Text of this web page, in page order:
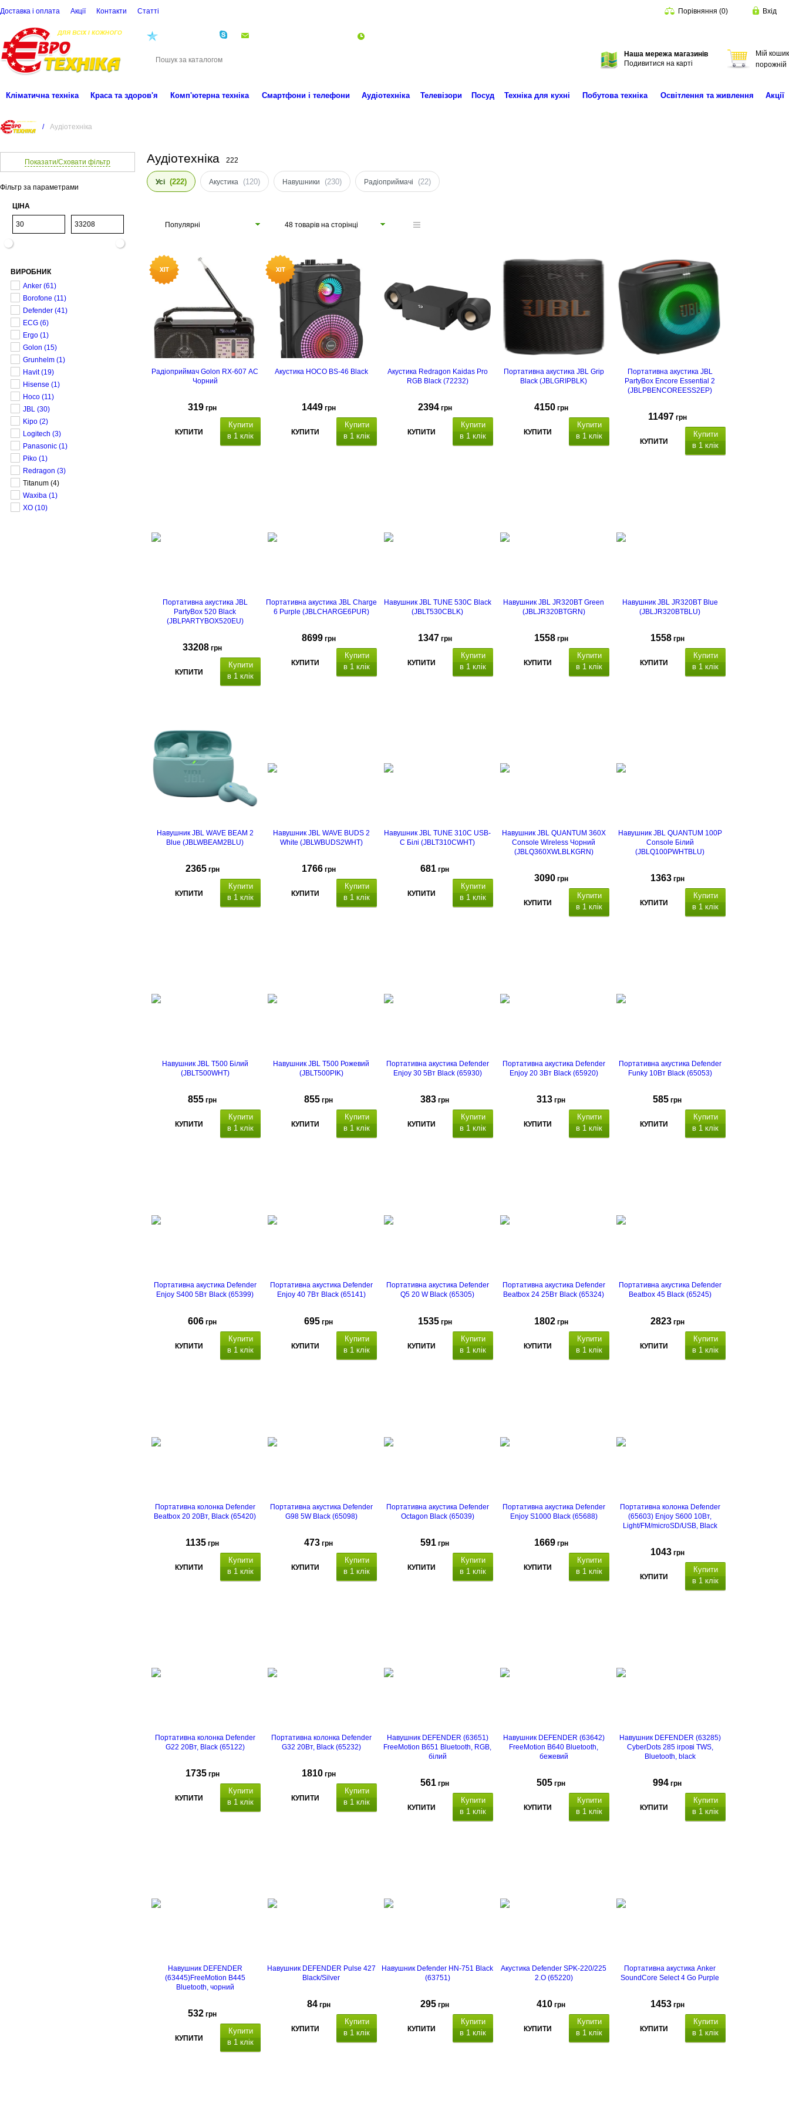
Доставка і оплата Акції Контакти Статті Порівняння (0) Вхід
Наша мережа магазинів
Подивитися на карті
Мій кошик
порожній
Кліматична техніка Краса та здоров'я Комп'ютерна техніка Смартфони і телефони Аудіотехніка Телевізори Посуд Техніка для кухні Побутова техніка Освітлення та живлення Акції
/ Аудіотехніка
Показати/Сховати фільтр
Фільтр за параметрами
ЦІНА
ВИРОБНИК
Anker (61)
Borofone (11)
Defender (41)
ECG (6)
Ergo (1)
Golon (15)
Grunhelm (1)
Havit (19)
Hisense (1)
Hoco (11)
JBL (30)
Kipo (2)
Logitech (3)
Panasonic (1)
Piko (1)
Redragon (3)
Titanum (4)
Waxiba (1)
XO (10)
Аудіотехніка 222
Усі (222) Акустика (120) Навушники (230) Радіоприймачі (22)
Популярні 48 товарів на сторінці
Радіоприймач Golon RX-607 AC
Чорний
319 грн
КУПИТИ
Купити
в 1 клік
Акустика HOCO BS-46 Black
1449 грн
КУПИТИ
Купити
в 1 клік
Акустика Redragon Kaidas Pro
RGB Black (72232)
2394 грн
КУПИТИ
Купити
в 1 клік
Портативна акустика JBL Grip
Black (JBLGRIPBLK)
4150 грн
КУПИТИ
Купити
в 1 клік
Портативна акустика JBL
PartyBox Encore Essential 2
(JBLPBENCOREESS2EP)
11497 грн
КУПИТИ
Купити
в 1 клік
Портативна акустика JBL
PartyBox 520 Black
(JBLPARTYBOX520EU)
33208 грн
КУПИТИ
Купити
в 1 клік
Портативна акустика JBL Charge
6 Purple (JBLCHARGE6PUR)
8699 грн
КУПИТИ
Купити
в 1 клік
Навушник JBL TUNE 530C Black
(JBLT530CBLK)
1347 грн
КУПИТИ
Купити
в 1 клік
Навушник JBL JR320BT Green
(JBLJR320BTGRN)
1558 грн
КУПИТИ
Купити
в 1 клік
Навушник JBL JR320BT Blue
(JBLJR320BTBLU)
1558 грн
КУПИТИ
Купити
в 1 клік
Навушник JBL WAVE BEAM 2
Blue (JBLWBEAM2BLU)
2365 грн
КУПИТИ
Купити
в 1 клік
Навушник JBL WAVE BUDS 2
White (JBLWBUDS2WHT)
1766 грн
КУПИТИ
Купити
в 1 клік
Навушник JBL TUNE 310C USB-
C Білі (JBLT310CWHT)
681 грн
КУПИТИ
Купити
в 1 клік
Навушник JBL QUANTUM 360X
Console Wireless Чорний
(JBLQ360XWLBLKGRN)
3090 грн
КУПИТИ
Купити
в 1 клік
Навушник JBL QUANTUM 100P
Console Білий
(JBLQ100PWHTBLU)
1363 грн
КУПИТИ
Купити
в 1 клік
Навушник JBL T500 Білий
(JBLT500WHT)
855 грн
КУПИТИ
Купити
в 1 клік
Навушник JBL T500 Рожевий
(JBLT500PIK)
855 грн
КУПИТИ
Купити
в 1 клік
Портативна акустика Defender
Enjoy 30 5Вт Black (65930)
383 грн
КУПИТИ
Купити
в 1 клік
Портативна акустика Defender
Enjoy 20 3Вт Black (65920)
313 грн
КУПИТИ
Купити
в 1 клік
Портативна акустика Defender
Funky 10Вт Black (65053)
585 грн
КУПИТИ
Купити
в 1 клік
Портативна акустика Defender
Enjoy S400 5Вт Black (65399)
606 грн
КУПИТИ
Купити
в 1 клік
Портативна акустика Defender
Enjoy 40 7Вт Black (65141)
695 грн
КУПИТИ
Купити
в 1 клік
Портативна акустика Defender
Q5 20 W Black (65305)
1535 грн
КУПИТИ
Купити
в 1 клік
Портативна акустика Defender
Beatbox 24 25Вт Black (65324)
1802 грн
КУПИТИ
Купити
в 1 клік
Портативна акустика Defender
Beatbox 45 Black (65245)
2823 грн
КУПИТИ
Купити
в 1 клік
Портативна колонка Defender
Beatbox 20 20Вт, Black (65420)
1135 грн
КУПИТИ
Купити
в 1 клік
Портативна акустика Defender
G98 5W Black (65098)
473 грн
КУПИТИ
Купити
в 1 клік
Портативна акустика Defender
Octagon Black (65039)
591 грн
КУПИТИ
Купити
в 1 клік
Портативна акустика Defender
Enjoy S1000 Black (65688)
1669 грн
КУПИТИ
Купити
в 1 клік
Портативна колонка Defender
(65603) Enjoy S600 10Вт,
Light/FM/microSD/USB, Black
1043 грн
КУПИТИ
Купити
в 1 клік
Портативна колонка Defender
G22 20Вт, Black (65122)
1735 грн
КУПИТИ
Купити
в 1 клік
Портативна колонка Defender
G32 20Вт, Black (65232)
1810 грн
КУПИТИ
Купити
в 1 клік
Навушник DEFENDER (63651)
FreeMotion B651 Bluetooth, RGB,
білий
561 грн
КУПИТИ
Купити
в 1 клік
Навушник DEFENDER (63642)
FreeMotion B640 Bluetooth,
бежевий
505 грн
КУПИТИ
Купити
в 1 клік
Навушник DEFENDER (63285)
CyberDots 285 ігрові TWS,
Bluetooth, black
994 грн
КУПИТИ
Купити
в 1 клік
Навушник DEFENDER
(63445)FreeMotion B445
Bluetooth, чорний
532 грн
КУПИТИ
Купити
в 1 клік
Навушник DEFENDER Pulse 427
Black/Silver
84 грн
КУПИТИ
Купити
в 1 клік
Навушник Defender HN-751 Black
(63751)
295 грн
КУПИТИ
Купити
в 1 клік
Акустика Defender SPK-220/225
2.O (65220)
410 грн
КУПИТИ
Купити
в 1 клік
Портативна акустика Anker
SoundCore Select 4 Go Purple
1453 грн
КУПИТИ
Купити
в 1 клік